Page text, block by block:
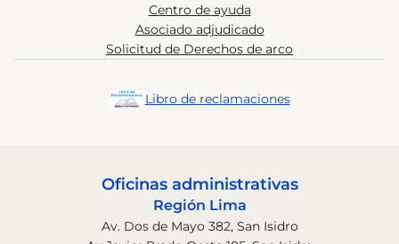
Centro de ayuda
Asociado adjudicado
Solicitud de Derechos de arco
Libro de reclamaciones
Oficinas administrativas
Región Lima
Av. Dos de Mayo 382, San Isidro